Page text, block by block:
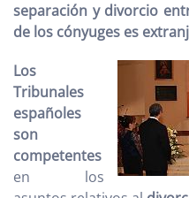
separación y divorcio
de los cónyuges es
Los
Tribunales
españoles
son
competentes
en los